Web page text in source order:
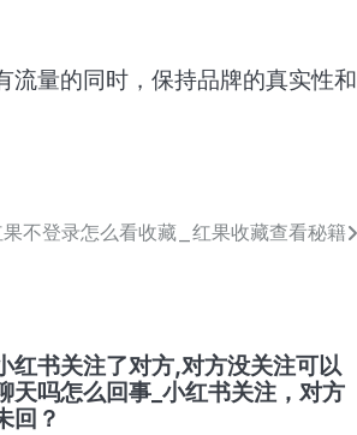
量的同时，保持品牌的真实性和
不登录怎么看收藏_红果收藏查看秘籍
红书关注了对方,对方没关注可以
天吗怎么回事_小红书关注，对方
回？